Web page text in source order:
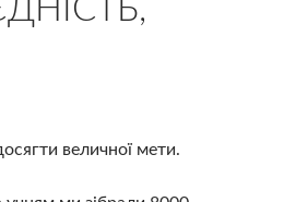
величної мети.